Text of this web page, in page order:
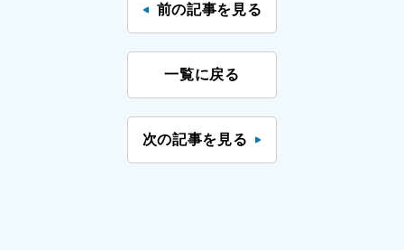
前の記事を見る
一覧に戻る
次の記事を見る